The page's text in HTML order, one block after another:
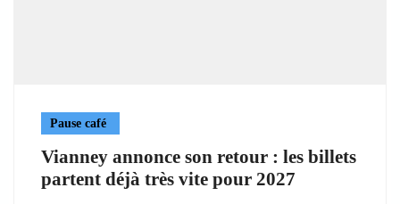
Pause café
Vianney annonce son retour : les billets
partent déjà très vite pour 2027